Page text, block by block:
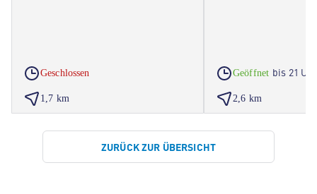
Geschlossen
1,7 km
Geöffnet bis 21
2,6 km
ZURÜCK ZUR ÜBERSICHT